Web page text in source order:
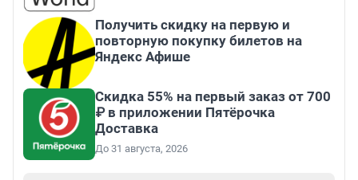
Получить скидку на первую и
повторную покупку билетов на
Яндекс Афише
Скидка 55% на первый заказ от 700
₽ в приложении Пятёрочка
Доставка
До 31 августа, 2026